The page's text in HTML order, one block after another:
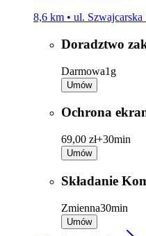
8,6 km • ul.
Doradztwo
Darmowa1g
Umów
Ochrona
69,00 zł+30min
Umów
Składanie
Zmienna30min
Umów